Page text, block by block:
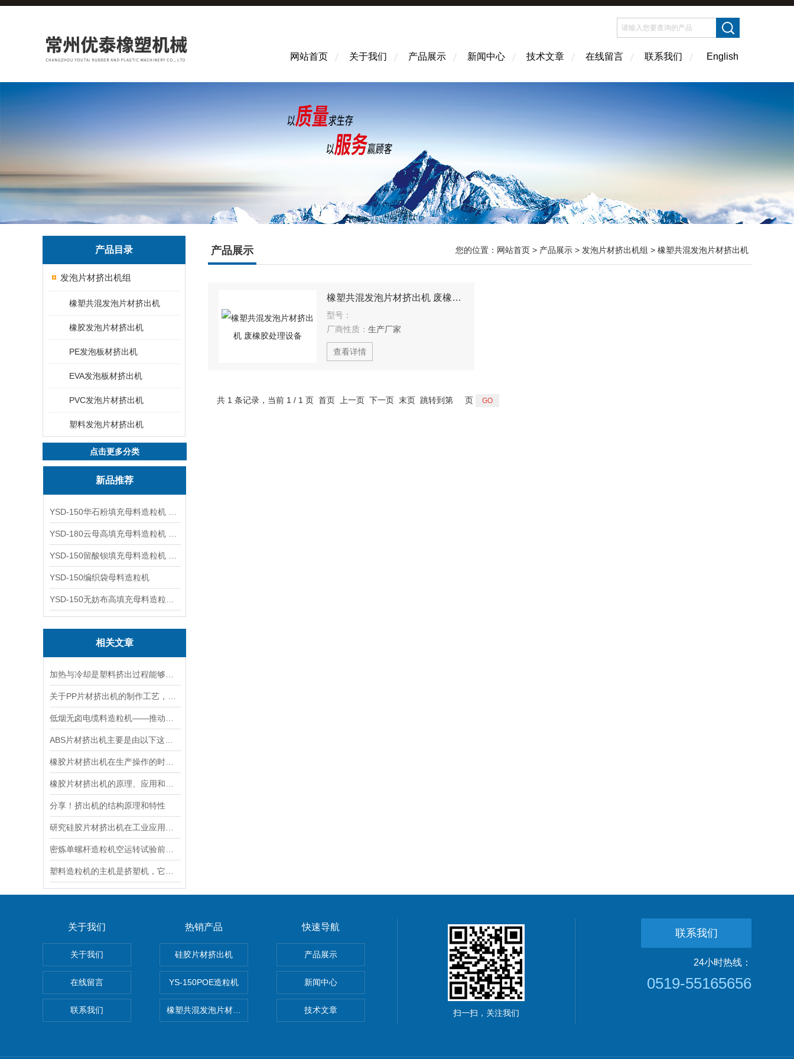
网站首页 关于我们 产品展示 新闻中心 技术文章 在线留言 联系我们 English
产品目录
发泡片材挤出机组
橡塑共混发泡片材挤出机
橡胶发泡片材挤出机
PE发泡板材挤出机
EVA发泡板材挤出机
PVC发泡片材挤出机
塑料发泡片材挤出机
点击更多分类
新品推荐
YSD-150编织袋母料造粒机
相关文章
分享！挤出机的结构原理和特性
产品展示 您的位置： 网站首页 > 产品展示 > 发泡片材挤出机组 > 橡塑共混发泡片材挤出机
橡塑共混发泡片材挤出机 废橡胶处理设备
型号：
厂商性质： 生产厂家
查看详情
共 1 条记录，当前 1 / 1 页 首页 上一页 下一页 末页 跳转到第 页
关于我们
关于我们
在线留言
联系我们
热销产品
硅胶片材挤出机
YS-150POE造粒机
橡塑共混发泡片材挤出机 废橡胶处理设备
快速导航
产品展示
新闻中心
技术文章 扫一扫，关注我们
联系我们
24小时热线：
0519-55165656